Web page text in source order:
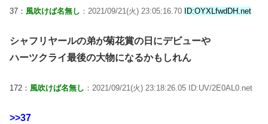
37： 風吹けば名無し ：2021/09/21(火) 23:05:16.70 ID:OYXLfwdDH.net
シャフリヤールの弟が菊花賞の日にデビューや
ハーツクライ最後の大物になるかもしれん
172： 風吹けば名無し ：2021/09/21(火) 23:18:26.05 ID:UV/2E0AL0.net
>>37